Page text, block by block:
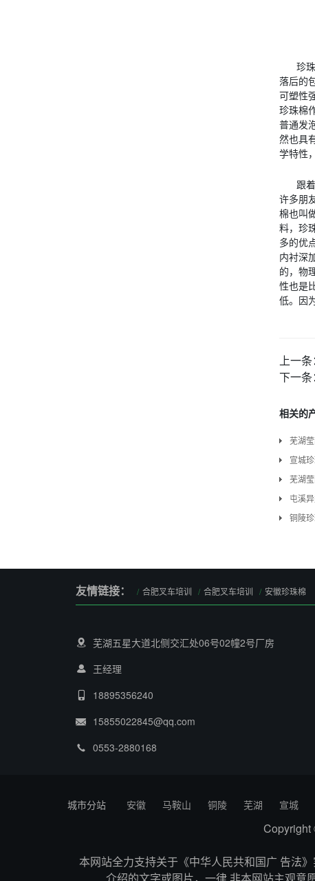
珍
落后的
可塑性
珍珠棉
普通发
然也具
学特性
跟
许多朋
棉也叫
料，珍
多的优
内衬深
的，物
性也是
低。因
上一条：
下一条：
相关的
芜湖
宣城
芜湖
屯溪
铜陵
友情链接： 合肥叉车培训 合肥叉车培训 安徽珍珠棉
芜湖五星大道北侧交汇处06号02幢2号厂房
王经理
18895356240
15855022845@qq.com
0553-2880168
城市分站 安徽 马鞍山 铜陵 芜湖 宣城
本网站全力支持关于《中华人民共和国广 告法